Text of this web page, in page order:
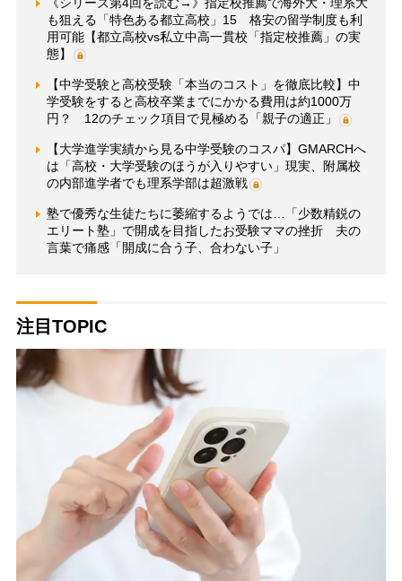
《シリーズ第4回を読む→》指定校推薦で海外大・理系大
も狙える「特色ある都立高校」15 格安の留学制度も利
用可能【都立高校vs私立中高一貫校「指定校推薦」の実
態】
【中学受験と高校受験「本当のコスト」を徹底比較】中
学受験をすると高校卒業までにかかる費用は約1000万
円？ 12のチェック項目で見極める「親子の適正」
【大学進学実績から見る中学受験のコスパ】GMARCHへ
は「高校・大学受験のほうが入りやすい」現実、附属校
の内部進学者でも理系学部は超激戦
塾で優秀な生徒たちに萎縮するようでは…「少数精鋭の
エリート塾」で開成を目指したお受験ママの挫折 夫の
言葉で痛感「開成に合う子、合わない子」
注目TOPIC